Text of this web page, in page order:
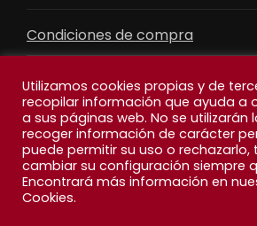
Condiciones de compra
Contacto
Facebook
Feed
Utilizamos cookies propias y de
recopilar información que ayuda a
a sus páginas web. No se utilizarán
recoger información de carácter
puede permitir su uso o rechazarlo,
cambiar su configuración siempre
Encontrará más información en
Cookies.